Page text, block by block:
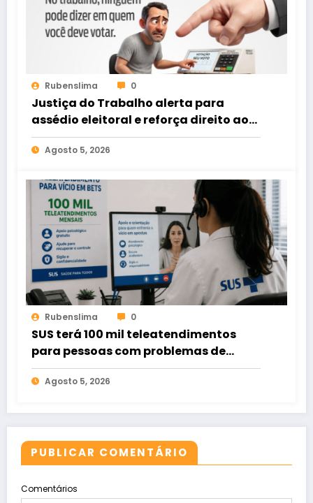
Rubenslima 0
Justiça do Trabalho alerta para
assédio eleitoral e reforça direito ao
voto livre nas relações de trabalho
Agosto 5, 2026
Rubenslima 0
SUS terá 100 mil teleatendimentos
para pessoas com problemas de
apostas em bets
Agosto 5, 2026
PUBLICAR COMENTÁRIO
Comentários